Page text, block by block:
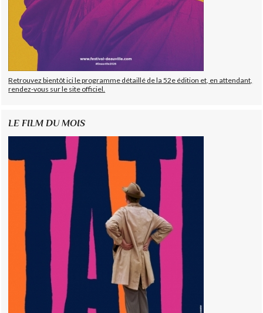
Retrouvez bientôt ici le programme détaillé de la 52e édition et, en attendant,
rendez-vous sur le site officiel.
LE FILM DU MOIS